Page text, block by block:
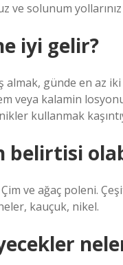
ve solunum
iyi gelir?
almak, günde en
​​veya kalamin
kullanmak
belirtisi
ve ağaç poleni.
kauçuk, nikel.